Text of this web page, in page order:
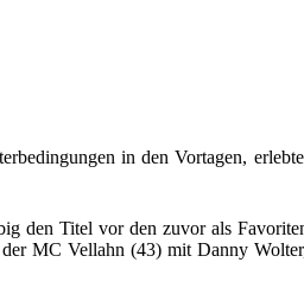
in den Vortagen,
den Titel vor den zuvor als
MC Vellahn (43) mit Danny